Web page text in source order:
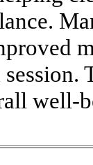
well-